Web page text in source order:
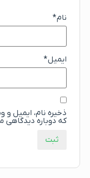
نام*
ایمیل*
ذخیره نام، ایمیل و
که دوباره دیدگاهی